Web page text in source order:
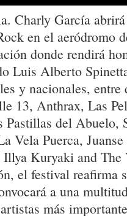
Charly García
en el aeródromo
donde rendirá
Luis Alberto
y nacionales, entre
13, Anthrax, Las
Pastillas del Abuelo,
Vela Puerca,
Kuryaki and The
el festival reafirma
a una
más